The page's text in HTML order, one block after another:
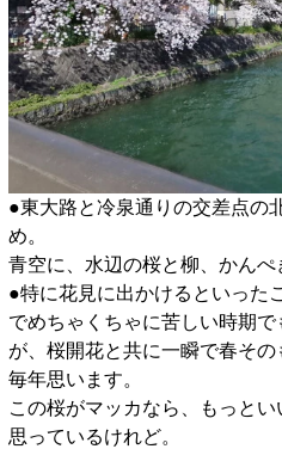
●東大路と冷泉通りの交差点の
め。
青空に、水辺の桜と柳、かん
●特に花見に出かけるといった
でめちゃくちゃに苦しい時期
が、桜開花と共に一瞬で春そ
毎年思います。
この桜がマッカなら、もっと
思っているけれど。